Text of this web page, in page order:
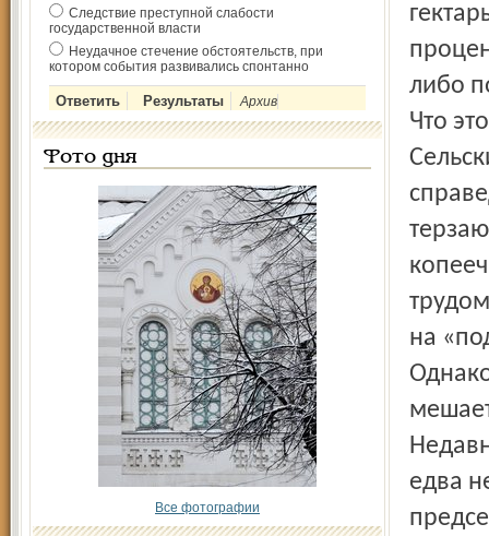
Следствие преступной слабости
государственной власти
Неудачное стечение обстоятельств, при
котором события развивались спонтанно
Архив
Фото дня
Все фотографии
либо
Что
на
едва